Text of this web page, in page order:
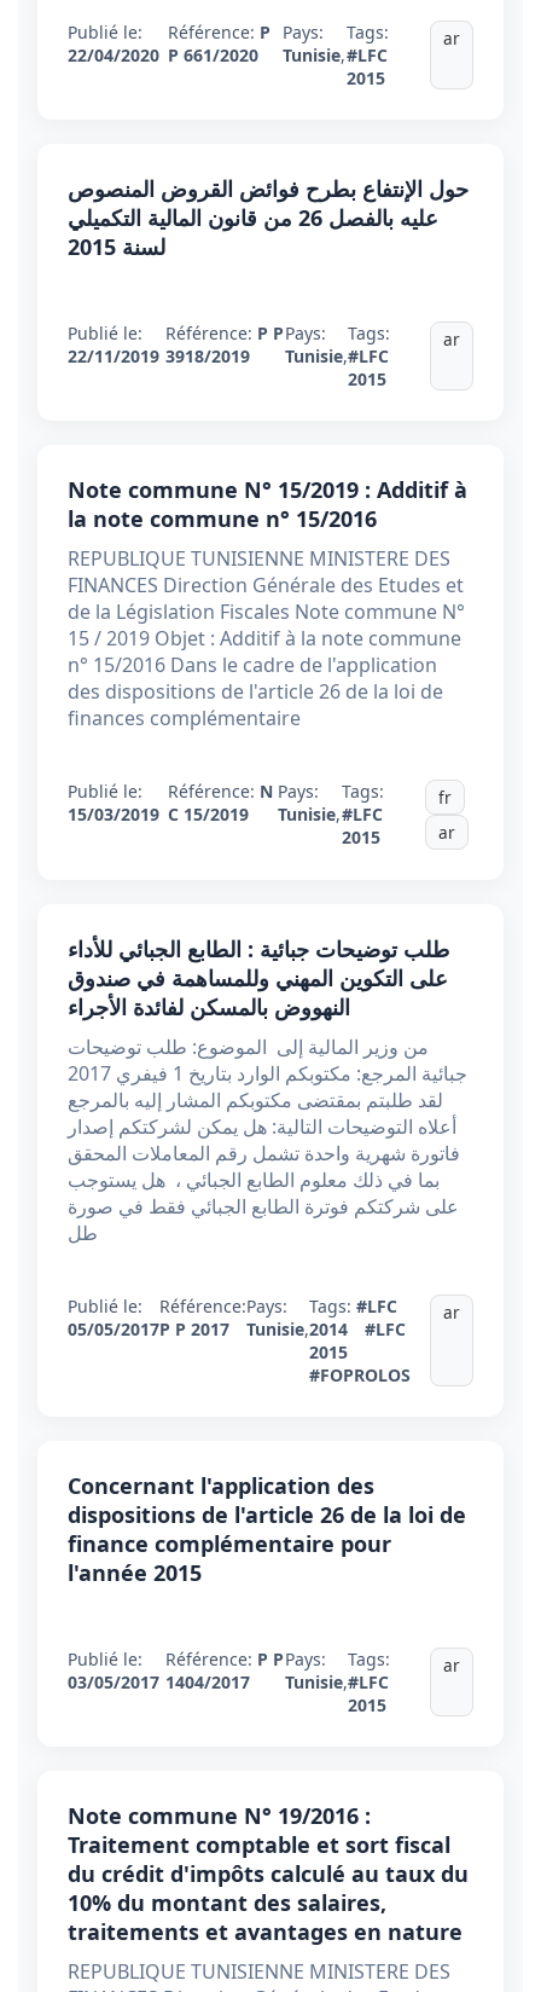
Publié le:
22/04/2020
Référence: P
P 661/2020
Pays:
Tunisie,
Tags:
#LFC
2015
ar
حول الإنتفاع بطرح فوائض القروض المنصوص
عليه بالفصل 26 من قانون المالية التكميلي
لسنة 2015
Publié le:
22/11/2019
Référence: P P
3918/2019
Pays:
Tunisie,
Tags:
#LFC
2015
ar
Note commune N° 15/2019 : Additif à
la note commune n° 15/2016
REPUBLIQUE TUNISIENNE MINISTERE DES
FINANCES Direction Générale des Etudes et
de la Législation Fiscales Note commune N°
15 / 2019 Objet : Additif à la note commune
n° 15/2016 Dans le cadre de l'application
des dispositions de l'article 26 de la loi de
finances complémentaire
Publié le:
15/03/2019
Référence: N
C 15/2019
Pays:
Tunisie,
Tags:
#LFC
2015
fr
ar
طلب توضيحات جبائية : الطابع الجبائي للأداء
على التكوين المهني وللمساهمة في صندوق
النهووض بالمسكن لفائدة الأجراء
من وزير المالية إلى الموضوع: طلب توضيحات
جبائية المرجع: مكتوبكم الوارد بتاريخ 1 فيفري 2017
لقد طلبتم بمقتضى مكتوبكم المشار إليه بالمرجع
أعلاه التوضيحات التالية: هل يمكن لشركتكم إصدار
فاتورة شهرية واحدة تشمل رقم المعاملات المحقق
بما في ذلك معلوم الطابع الجبائي ، هل يستوجب
على شركتكم فوترة الطابع الجبائي فقط في صورة
طل
Publié le:
05/05/2017
Référence:
P P 2017
Pays:
Tunisie,
Tags: #LFC
2014
#LFC
2015
#FOPROLOS
ar
Concernant l'application des
dispositions de l'article 26 de la loi de
finance complémentaire pour
l'année 2015
Publié le:
03/05/2017
Référence: P P
1404/2017
Pays:
Tunisie,
Tags:
#LFC
2015
ar
Note commune N° 19/2016 :
Traitement comptable et sort fiscal
du crédit d'impôts calculé au taux du
10% du montant des salaires,
traitements et avantages en nature
REPUBLIQUE TUNISIENNE MINISTERE DES